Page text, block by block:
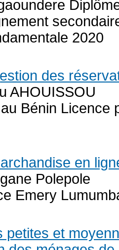
2020
des
AHOUISSOU
Bénin Licence
en
Polepole
Emery
petites et